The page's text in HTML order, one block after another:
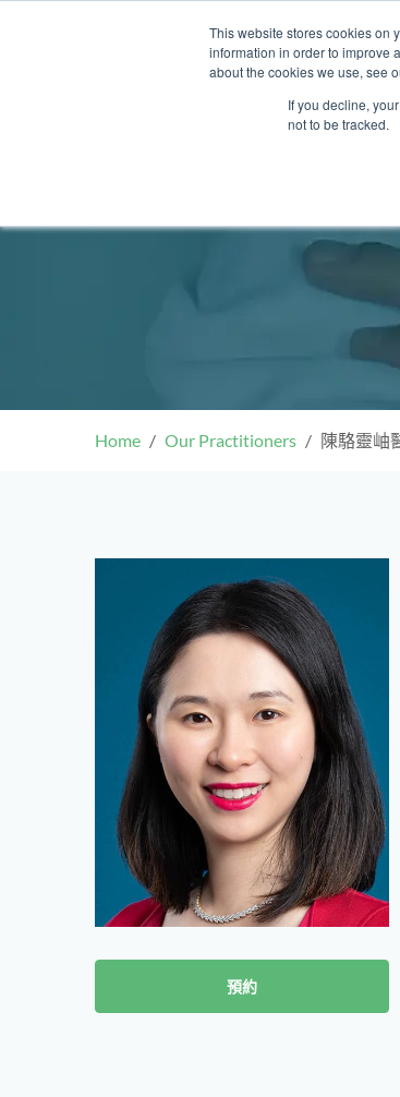
This website stores cookies on
information in order to improve
about the cookies we use, see
If you decline,
not to be tracked.
公司購物中心1樓 6,7A,7B,8
OT&P Annerly
香港中環德己立街1號世紀
我們的醫護團隊
Home Our Practitioners 陳駱靈岫
預約